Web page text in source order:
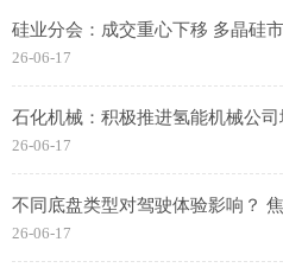
硅业分会：成交重心下移 多晶硅
26-06-17
石化机械：积极推进氢能机械公司
26-06-17
不同底盘类型对驾驶体验影响？
26-06-17